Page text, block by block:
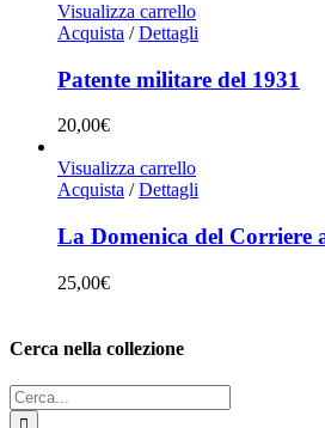
Visualizza carrello
Acquista / Dettagli
Patente militare del 1931
20,00€
Visualizza carrello
Acquista / Dettagli
La Domenica del Corriere
25,00€
Cerca nella collezione
Cerca
per: